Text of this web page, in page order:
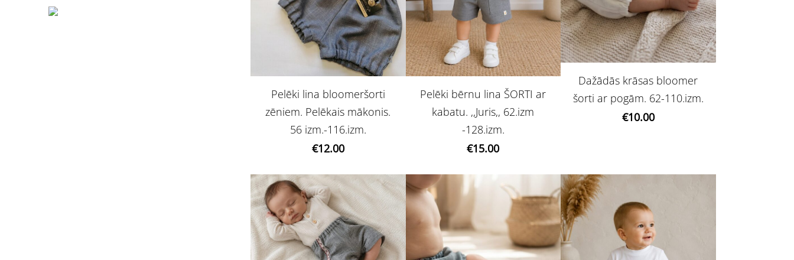
Pelēki lina bloomeršorti
zēniem. Pelēkais mākonis.
56 izm.-116.izm.
€12.00
Pelēki bērnu lina ŠORTI ar
kabatu. ,,Juris,, 62.izm
-128.izm.
€15.00
Dažādās krāsas bloomer
šorti ar pogām. 62-110.izm.
€10.00